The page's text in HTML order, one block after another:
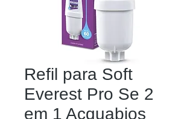
Refil para Soft
Everest Pro Se 2
em 1 Acquabios